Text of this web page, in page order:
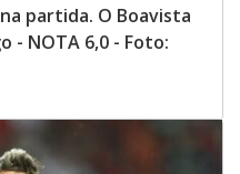
partida. O Boavista
- NOTA 6,0 - Foto: